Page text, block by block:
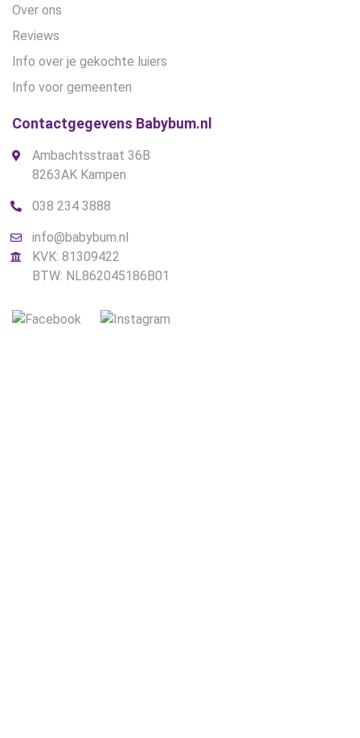
Over ons
Reviews
Info over je gekochte luiers
Info voor gemeenten
Contactgegevens Babybum.nl
Ambachtsstraat 36B
8263AK Kampen
038 234 3888
info@babybum.nl
KVK: 81309422
BTW: NL862045186B01